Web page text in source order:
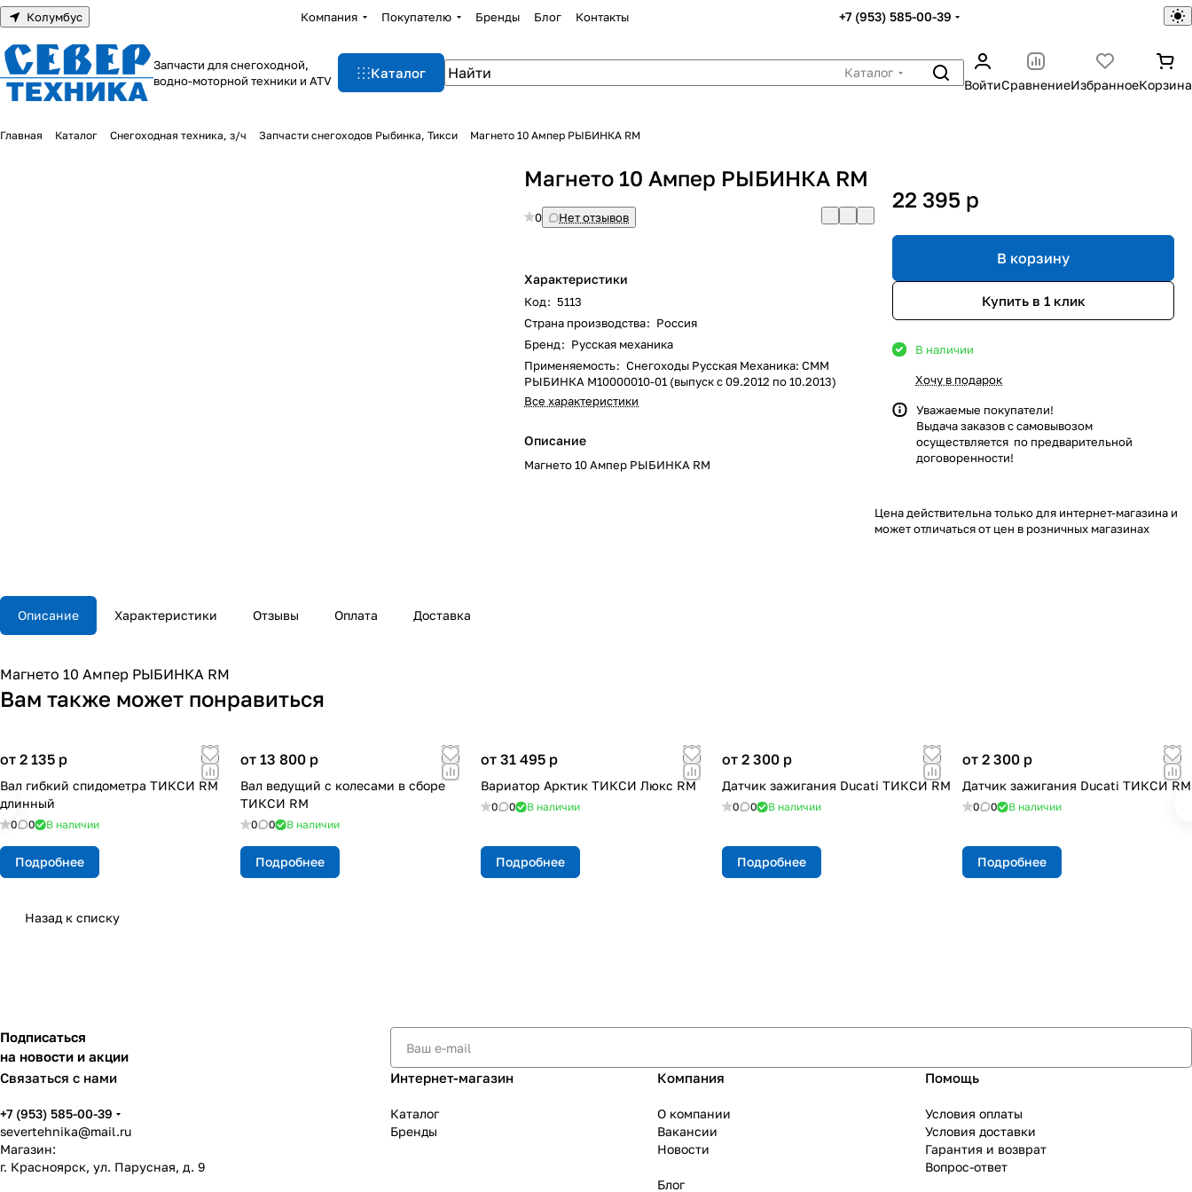
Колумбус Компания Покупателю Бренды Блог Контакты +7 (953) 585-00-39
Запчасти для снегоходной,
водно-моторной техники и ATV
Каталог
Каталог
ВойтиСравнениеИзбранноеКорзина
Главная Каталог Снегоходная техника, з/ч Запчасти снегоходов Рыбинка, Тикси Магнето 10 Ампер РЫБИНКА RM
Магнето 10 Ампер РЫБИНКА RM
0 Нет отзывов
Характеристики
Код: 5113
Страна производства: Россия
Бренд: Русская механика
Применяемость: Снегоходы Русская Механика: СММ
РЫБИНКА M10000010-01 (выпуск с 09.2012 по 10.2013)
Все характеристики
Описание
Магнето 10 Ампер РЫБИНКА RM
22 395 p
В корзину
Купить в 1 клик
В наличии
Хочу в подарок
Уважаемые покупатели!
Выдача заказов с самовывозом
осуществляется по предварительной
договоренности!
Цена действительна только для интернет-магазина и
может отличаться от цен в розничных магазинах
Описание Характеристики Отзывы Оплата Доставка
Магнето 10 Ампер РЫБИНКА RM
Вам также может понравиться
от 2 135 p
Вал гибкий спидометра ТИКСИ RM
длинный
0 0 В наличии
Подробнее
от 13 800 p
Вал ведущий с колесами в сборе
ТИКСИ RM
0 0 В наличии
Подробнее
от 31 495 p
Вариатор Арктик ТИКСИ Люкс RM
0 0 В наличии
Подробнее
от 2 300 p
Датчик зажигания Ducati ТИКСИ RM
0 0 В наличии
Подробнее
от 2 300 p
Датчик зажигания Ducati ТИКСИ RM
0 0 В наличии
Подробнее
Назад к списку
Подписаться
на новости и акции
Связаться с нами
+7 (953) 585-00-39
severtehnika@mail.ru
Магазин:
г. Красноярск, ул. Парусная, д. 9
Интернет-магазин
Каталог
Бренды
Компания
О компании
Вакансии
Новости
Блог
Помощь
Условия оплаты
Условия доставки
Гарантия и возврат
Вопрос-ответ